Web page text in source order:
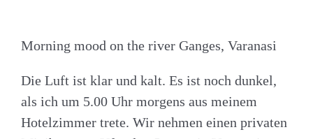
Morning mood on the river Ganges, Varanasi
Die Luft ist klar und kalt. Es ist noch dunkel,
als ich um 5.00 Uhr morgens aus meinem
Hotelzimmer trete. Wir nehmen einen privaten